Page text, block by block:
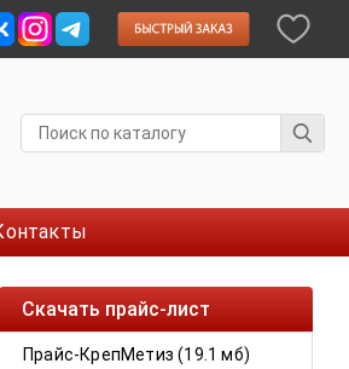
Скачать прайс-лист
Прайс-КрепМетиз (19.1 мб)